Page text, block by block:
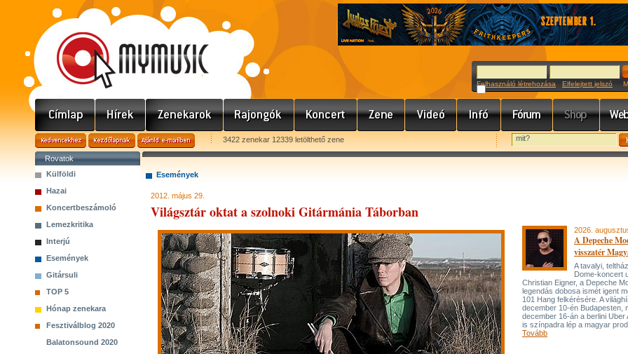
Felhasználó létrehozása Elfelejtett jelszó
3422 zenekar 12339 letölthető zene
Rovatok
Külföldi
Hazai
Koncertbeszámoló
Lemezkritika
Interjú
Események
Gitársuli
TOP 5
Hónap zenekara
Fesztiválblog 2020
Balatonsound 2020
Események
2012. május 29.
Világsztár oktat a szolnoki Gitármánia Táborban
2026.
A Depeche
visszatér
A tavalyi,
Dome-koncert
Christian Eigner, a Depeche
legendás dobosa ismét igent
101 Hang felkérésére. A
december 10-én Budapesten,
december 16-án a berlini Uber
is színpadra lép a magyar
Tovább